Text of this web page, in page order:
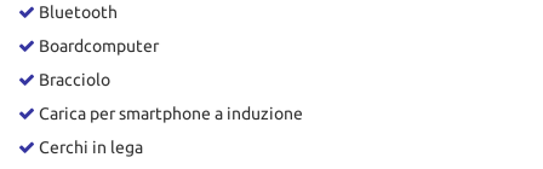
Bluetooth
Boardcomputer
Bracciolo
Carica per smartphone a induzione
Cerchi in lega